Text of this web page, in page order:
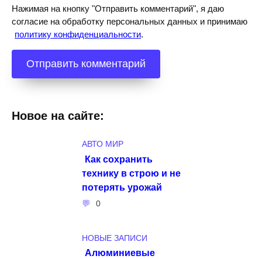
Нажимая на кнопку "Отправить комментарий", я даю
согласие на обработку персональных данных и принимаю
политику конфиденциальности.
Новое на сайте:
АВТО МИР
Как сохранить
технику в строю и не
потерять урожай
0
НОВЫЕ ЗАПИСИ
Алюминиевые